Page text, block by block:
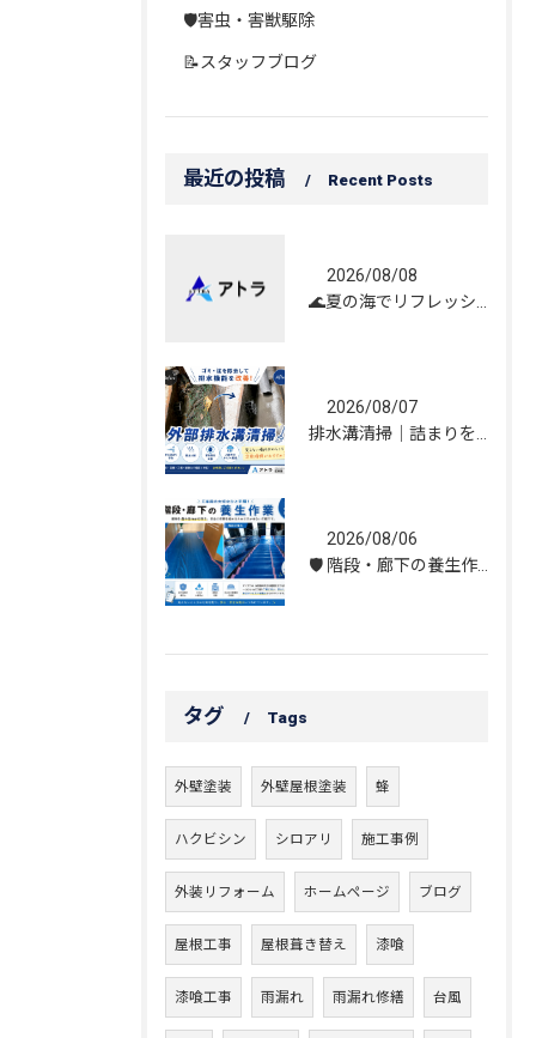
🛡️害虫・害獣駆除
📝スタッフブログ
最近の投稿 Recent Posts
2026/08/08
2026/08/07
2026/08/06
タグ Tags
外壁塗装 外壁屋根塗装 蜂
ハクビシン シロアリ 施工事例
外装リフォーム ホームページ ブログ
屋根工事 屋根葺き替え 漆喰
漆喰工事 雨漏れ 雨漏れ修繕 台風